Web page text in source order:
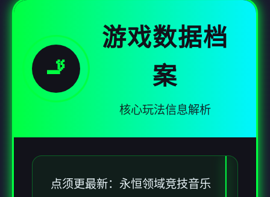
🚬
游戏数据档
案
核心玩法信息解析
点须更最新：永恒领域竞技音乐